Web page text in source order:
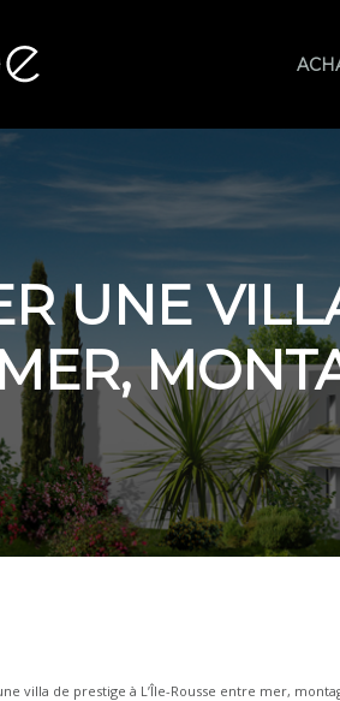
UNE
villa de prestige à L’Île-Rousse entre mer,